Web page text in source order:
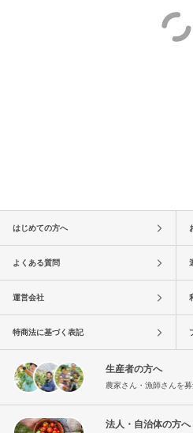
はじめての方へ
よくある質問
運営会社
特商法に基づく表記
生産者の方へ
農家さん・漁師さんを
法人・自治体の方へ